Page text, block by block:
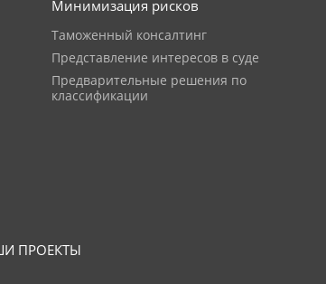
Минимизация рисков
Таможенный консалтинг
Представление интересов в суде
Предварительные решения по
классификации
ПРОЕКТЫ